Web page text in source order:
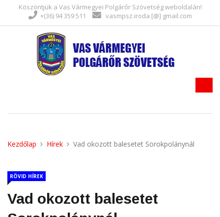
Köszöntjük a Vas Vármegyei Polgárőr Szövetség weboldalán!
+(36) 94 359 511
vasmpsz.iroda [@] gmail.com
Kezdőlap Hírek Vad okozott balesetet Sorokpolánynál
RÖVID HÍREK
Vad okozott balesetet